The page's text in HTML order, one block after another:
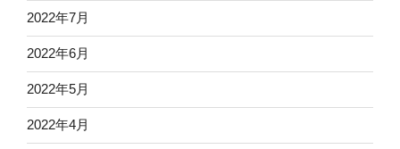
2022年7月
2022年6月
2022年5月
2022年4月